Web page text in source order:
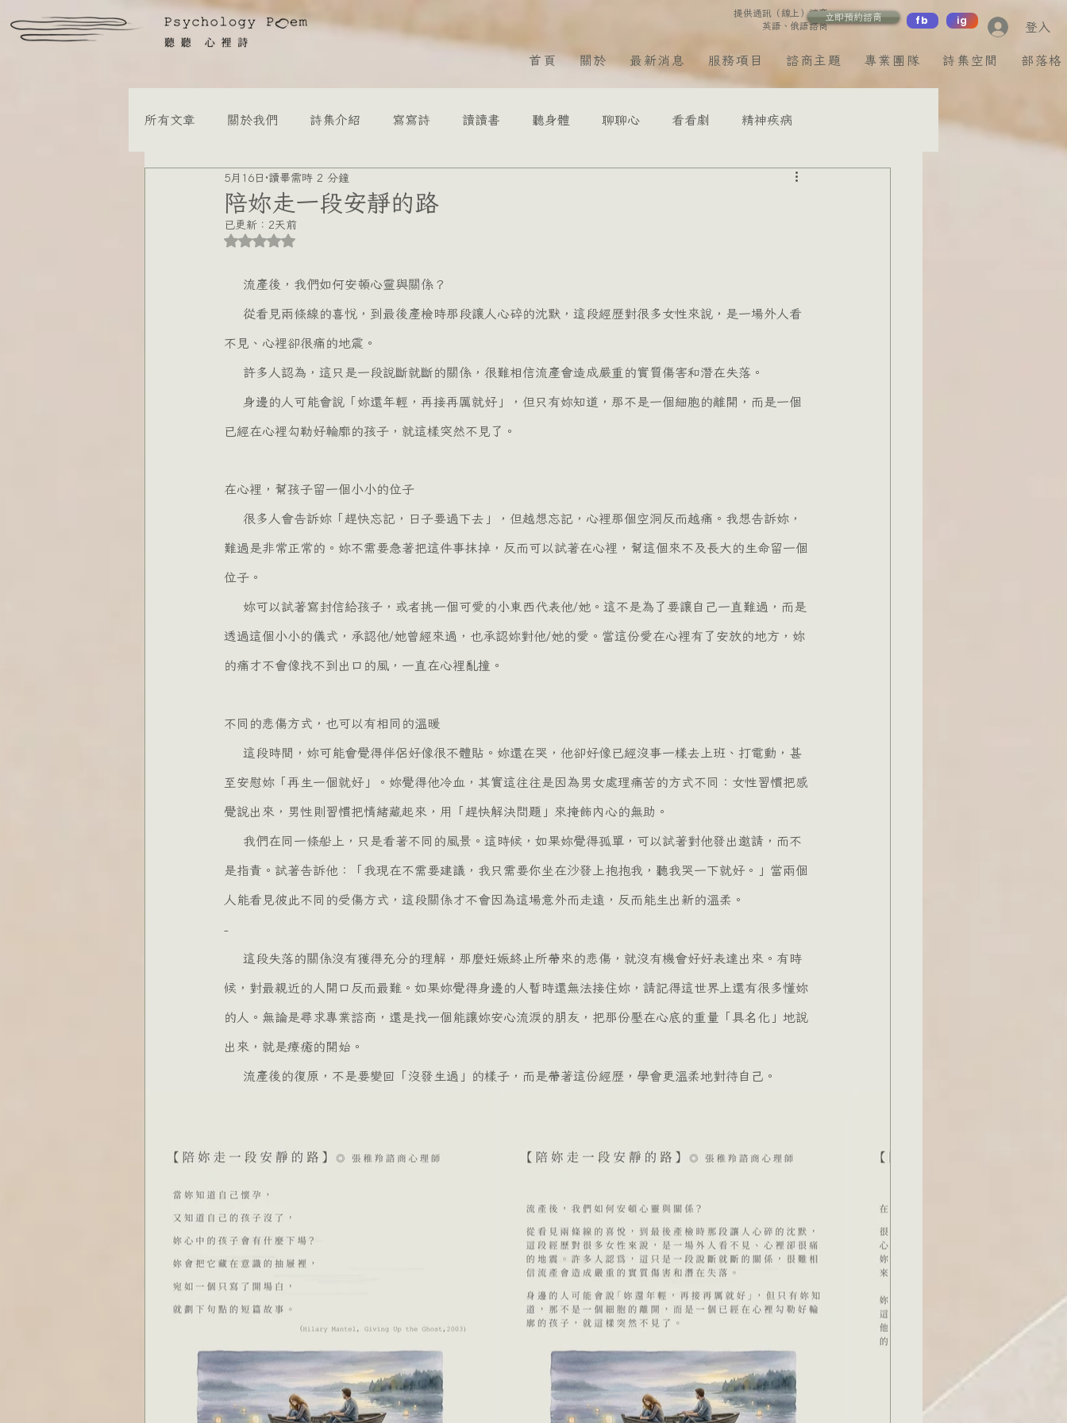
提供通訊（線上）諮商
英語、俄語諮商
立即預約諮商
登入
fb ig
首頁 關於 最新消息 服務項目 諮商主題 專業團隊 詩集空間 部落格
所有文章 關於我們 詩集介紹 寫寫詩 讀讀書 聽身體 聊聊心 看看劇 精神疾病
孕產婦心理健康 親子教養
林紋慧諮商心理師
陳慈瑤諮商心理師 洪貫瑄諮商心理師
陪妳走一段安靜的路
5月16日 讀畢需時 2 分鐘
已更新： 2天前
評等為 NaN（最高為 5 顆星）。
    流產後，我們如何安頓心靈與關係？
不見、心裡卻很痛的地震。
    許多人認為，這只是一段說斷就斷的關係，很難相信流產會造成嚴重的實質傷害和潛在失落。
已經在心裡勾勒好輪廓的孩子，就這樣突然不見了。
在心裡，幫孩子留一個小小的位子
難過是非常正常的。妳不需要急著把這件事抹掉，反而可以試著在心裡，幫這個來不及長大的生命留一個
位子。
透過這個小小的儀式，承認他/她曾經來過，也承認妳對他/她的愛。當這份愛在心裡有了安放的地方，妳
的痛才不會像找不到出口的風，一直在心裡亂撞。
不同的悲傷方式，也可以有相同的溫暖
至安慰妳「再生一個就好」。妳覺得他冷血，其實這往往是因為男女處理痛苦的方式不同：女性習慣把感
覺說出來，男性則習慣把情緒藏起來，用「趕快解決問題」來掩飾內心的無助。
是指責。試著告訴他：「我現在不需要建議，我只需要你坐在沙發上抱抱我，聽我哭一下就好。」當兩個
人能看見彼此不同的受傷方式，這段關係才不會因為這場意外而走遠，反而能生出新的溫柔。
-
候，對最親近的人開口反而最難。如果妳覺得身邊的人暫時還無法接住妳，請記得這世界上還有很多懂妳
的人。無論是尋求專業諮商，還是找一個能讓妳安心流淚的朋友，把那份壓在心底的重量「具名化」地說
出來，就是療癒的開始。
    流產後的復原，不是要變回「沒發生過」的樣子，而是帶著這份經歷，學會更溫柔地對待自己。